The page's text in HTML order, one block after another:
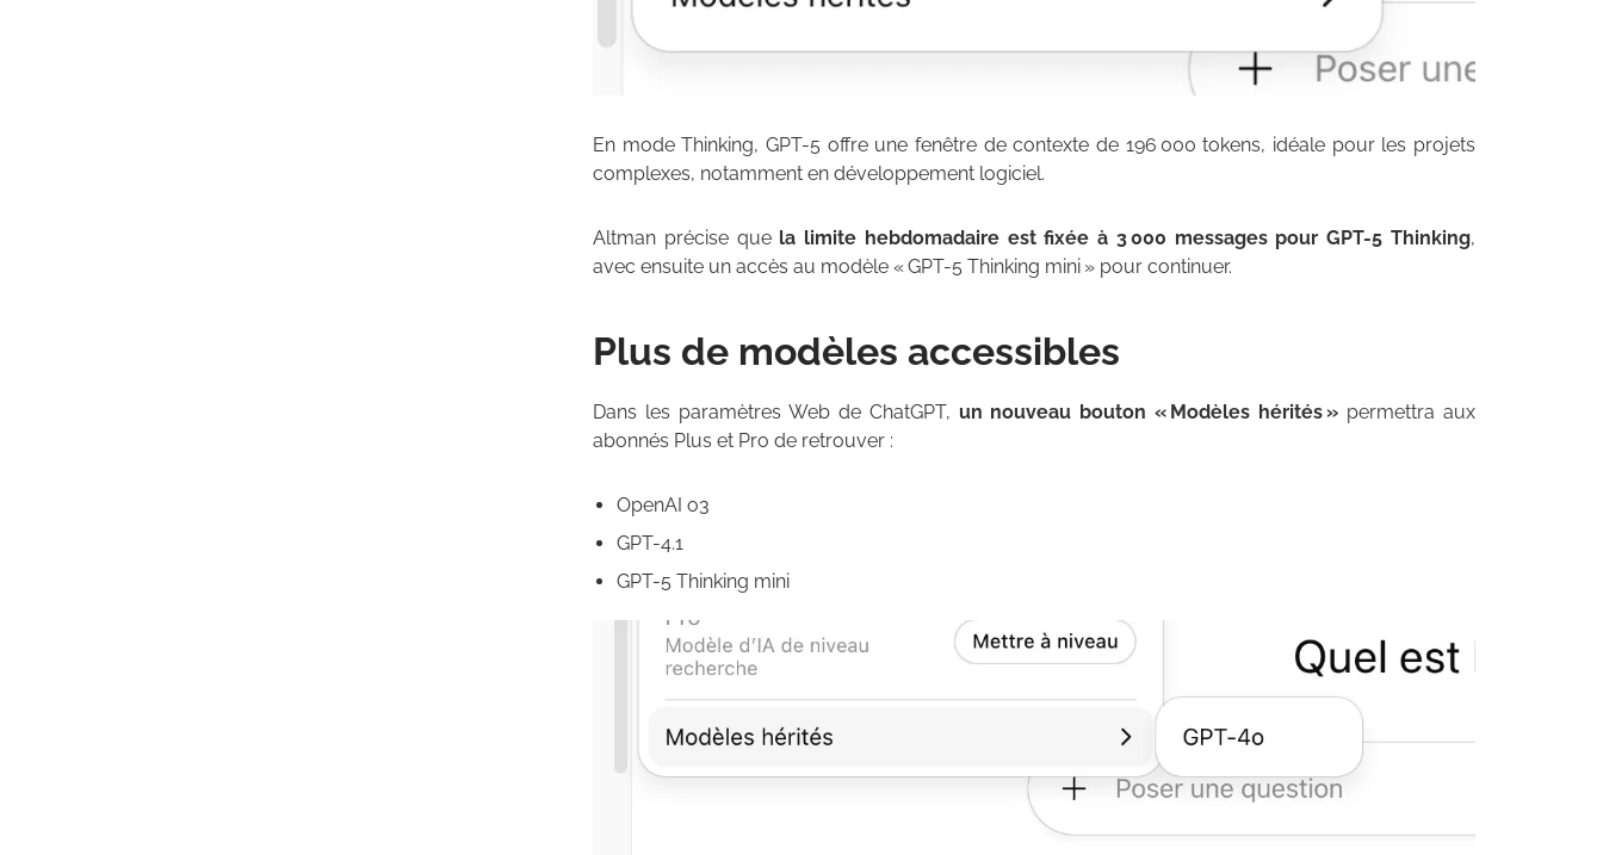
En mode Thinking, GPT-5 offre une fenêtre de contexte de 196 000 tokens, idéale pour les projets
complexes, notamment en développement logiciel.
Altman précise que la limite hebdomadaire est fixée à 3 000 messages pour GPT-5 Thinking,
avec ensuite un accès au modèle « GPT-5 Thinking mini » pour continuer.
Plus de modèles accessibles
Dans les paramètres Web de ChatGPT, un nouveau bouton « Modèles hérités » permettra aux
abonnés Plus et Pro de retrouver :
OpenAI o3
GPT-4.1
GPT-5 Thinking mini